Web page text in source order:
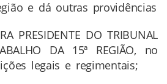
e dá outras providências
PRESIDENTE DO TRIBUNAL
DA 15ª REGIÃO, no
legais e regimentais;